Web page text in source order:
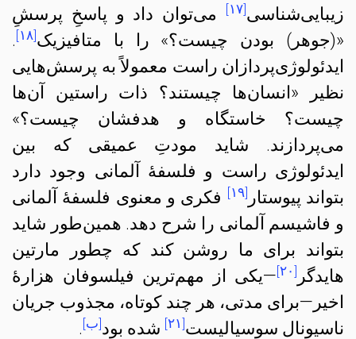
زیبایی‌شناسی[۱۷]
می‌توان داد و پاسخِ پرسشِ
«(جوهر) بودن چیست؟» را با متافیزیک[۱۸] .
ایدئولوژی‌پردازان راست معمولاً به پرسش‌هایی
نظیر «انسان‌ها چیستند؟ ذات راستین آن‌ها
چیست؟ خاستگاه و هدفشان چیست؟»
می‌پردازند. شاید مودتِ عمیقی که بین
ایدئولوژی راست و فلسفهٔ آلمانی وجود دارد
بتواند پیوستار [۱۹] فکری و معنوی فلسفهٔ آلمانی
و فاشیسم آلمانی را شرح دهد. همین‌طور شاید
بتواند برای ما روشن کند که چطور مارتین
هایدگر [۲۰]—یکی از مهم‌ترین فیلسوفان هزارهٔ
اخیر—برای مدتی، هر چند کوتاه، مجذوب جریان
ناسیونال سوسیالیست[۲۱] شده بود[ب] .